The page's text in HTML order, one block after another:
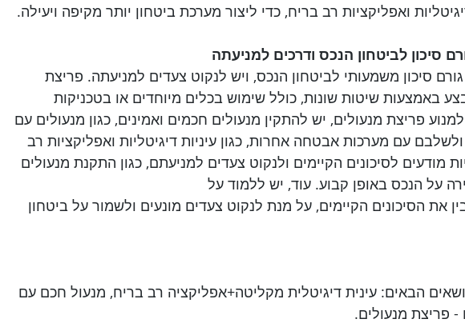
ואפליקציות רב בריח, כדי ליצור מערכת ביטחון יותר מקיפה ויעילה.
סיכון לביטחון הנכס ודרכים למניעתה
סיכון משמעותי לביטחון הנכס, ויש לנקוט צעדים למניעתה. פריצת
באמצעות שיטות שונות, כולל שימוש בכלים מיוחדים או בטכניקות
פריצת מנעולים, יש להתקין מנעולים חכמים ואמינים, כגון מנעולים עם
ולשלבם עם מערכות אבטחה אחרות, כגון עיניות דיגיטליות ואפליקציות רב
מודעים לסיכונים הקיימים ולנקוט צעדים למניעתם, כגון התקנת מנעולים
על הנכס באופן קבוע. עוד, יש ללמוד על
את הסיכונים הקיימים, על מנת לנקוט צעדים מונעים ולשמור על ביטחון
בנושאים הבאים: עינית דיגיטלית מקליטה+אפליקציה רב בריח, מנעול חכם עם